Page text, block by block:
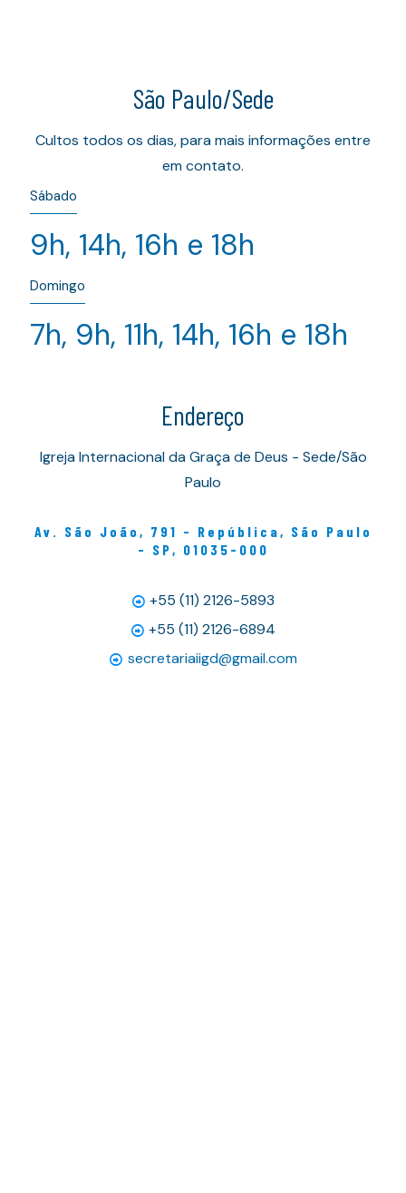
São Paulo/Sede
Cultos todos os dias, para mais informações entre
em contato.
Sábado
9h, 14h, 16h e 18h
Domingo
7h, 9h, 11h, 14h, 16h e 18h
Endereço
Igreja Internacional da Graça de Deus - Sede/São
Paulo
Av. São João, 791 - República, São Paulo
- SP, 01035-000
+55 (11) 2126-5893
+55 (11) 2126-6894
secretariaiigd@gmail.com